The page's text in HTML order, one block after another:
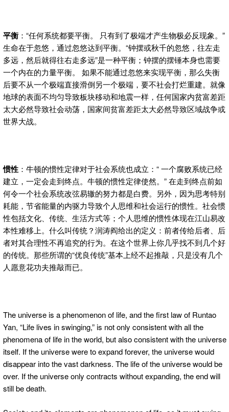
平衡 ：“任何系统都要平衡。 只有到了极端才产生物极必反现象。”
生命在于忽悠，通过忽悠达到平衡。“钟摆或秋千的忽悠，往左走
多远，然后就得往右走多远”是一种平衡；钟摆的摆锤本身也需要
一个内在的力量平衡。 如果不能通过忽悠来实现平衡，那么失衡
后要不从一个极端直接滑倒另一个极端，要不社会打烂重建。就像
地球的表面不均匀导致板块移动和地震一样，任何国家内贫富差距
太大必然导致社会动荡，国家间贫富差距太大必然导致区域战争或
世界大战。
惯性 ：牛顿的惯性定律对于社会系统也成立：“ 一个腐败系统已经
建立，一定会走到终点。牛顿的惯性定律使然。” 在走到终点前如
何令一个社会系统改弦易辙的努力都是白费。另外，因为思考特别
耗能，节省能量的内驱力导致个人思维和社会运行的惯性。社会惯
性包括文化、传统、生活方式等；个人思维的惯性体现在江山易改
本性难移上。什么叫传统？润涛阎给出的定义：前者传给后者、后
者对其合理性不再追究的行为。在这个世界上你几乎找不到几个好
的传统。那些所谓的“优良传统”基本上经不起推敲，只是没有几个
人愿意花功夫推敲而已。
The universe is a phenomenon of life, and the first law of Runtao
Yan, “Life lives in swinging,” is not only consistent with all the
phenomena of life in the world, but also consistent with the universe
itself. If the universe were to expand forever, the universe would
disappear into the vast darkness. The life of the universe would be
over. If the universe only contracts without expanding, the end will
still be death.